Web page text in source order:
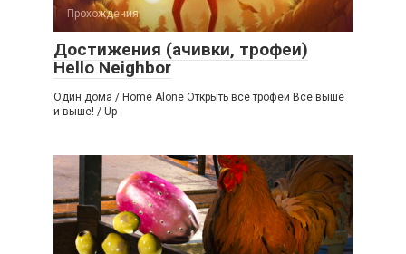
Прохождения
Достижения (ачивки, трофеи)
Hello Neighbor
Один дома / Home Alone Открыть все трофеи Все выше
и выше! / Up